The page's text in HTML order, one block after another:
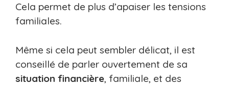
Cela permet de plus d’apaiser les tensions
familiales.
Même si cela peut sembler délicat, il est
conseillé de parler ouvertement de sa
situation financière, familiale, et des